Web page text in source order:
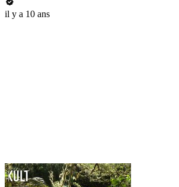
il y a 10 ans